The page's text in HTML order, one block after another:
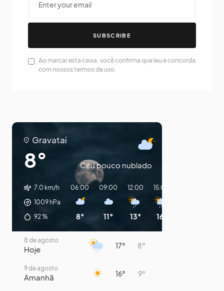
SUBSCRIBE
Ao marcar esta caixa, você confirma que leu e concorda
com nossos termos de uso.
Gravataí
8° Céu pouco nublado
7.0 km/h
1009 hPa
92%
06:00
8°
09:00
11°
12:00
13°
15:00
16°
8 de agosto
Hoje 17° 8°
9 de agosto
Amanhã 16° 9°